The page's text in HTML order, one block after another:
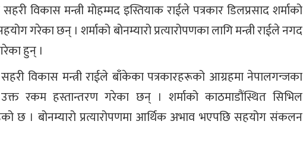
विकास मन्त्री मोहम्मद इस्तियाक राईले पत्रकार डिलप्रसाद शर्माको
गरेका छन् । शर्माको बोनम्यारो प्रत्यारोपणका लागि मन्त्री राईले नगद
हुन् ।
विकास मन्त्री राईले बाँकेका पत्रकारहरूको आग्रहमा नेपालगन्जका
रकम हस्तान्तरण गरेका छन् । शर्माको काठमाडौंस्थित सिभिल
छ । बोनम्यारो प्रत्यारोपणमा आर्थिक अभाव भएपछि सहयोग संकलन